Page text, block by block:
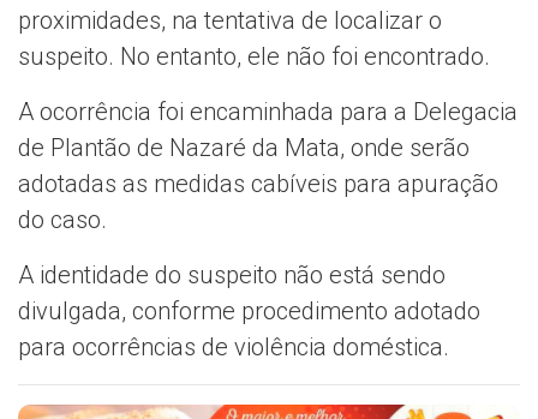
proximidades, na tentativa de localizar o
suspeito. No entanto, ele não foi encontrado.
A ocorrência foi encaminhada para a Delegacia
de Plantão de Nazaré da Mata, onde serão
adotadas as medidas cabíveis para apuração
do caso.
A identidade do suspeito não está sendo
divulgada, conforme procedimento adotado
para ocorrências de violência doméstica.